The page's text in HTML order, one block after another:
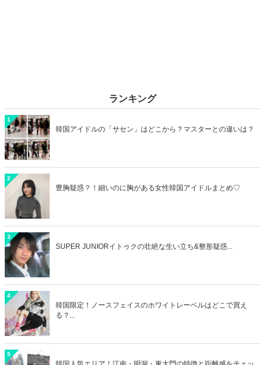
ランキング
1
韓国アイドルの「サセン」はどこから？マスターとの違いは？
2
豊胸疑惑？！細いのに胸がある女性韓国アイドルまとめ♡
3
SUPER JUNIORイトゥクの壮絶な生い立ち&整形疑惑...
4
韓国限定！ノースフェイスのホワイトレーベルはどこで買え
る？...
5